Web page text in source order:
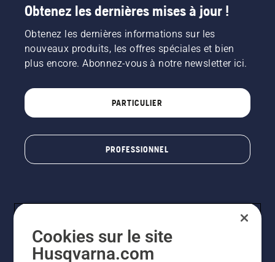
Obtenez les dernières mises à jour !
Obtenez les dernières informations sur les
nouveaux produits, les offres spéciales et bien
plus encore. Abonnez-vous à notre newsletter ici.
PARTICULIER
PROFESSIONNEL
Cookies sur le site
Husqvarna.com